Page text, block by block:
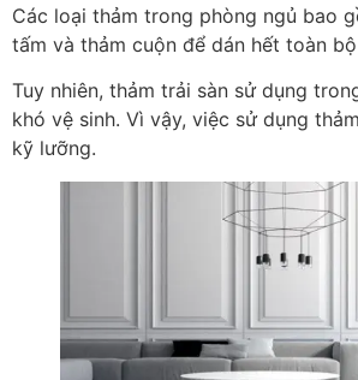
Các loại thảm trong phòng ngủ bao
tấm và thảm cuộn để dán hết toàn
Tuy nhiên, thảm trải sàn sử dụng
khó vệ sinh. Vì vậy, việc sử dụng
kỹ lưỡng.